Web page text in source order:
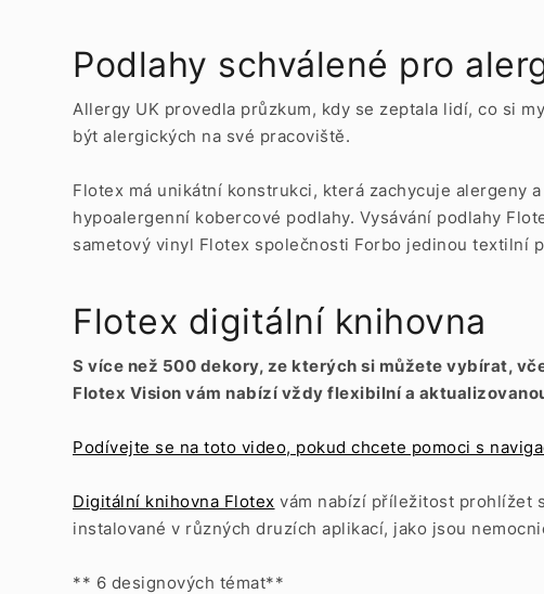
Podlahy schválené pro
Allergy UK provedla průzkum, kdy se zeptala lidí, co si
být alergických na své pracoviště.
Flotex má unikátní konstrukci, která zachycuje alergeny
hypoalergenní kobercové podlahy. Vysávání podlahy
sametový vinyl Flotex společnosti Forbo jedinou textilní
Flotex digitální knihovna
S více než 500 dekory, ze kterých si můžete vybírat,
Flotex Vision vám nabízí vždy flexibilní a
Podívejte se na toto video, pokud chcete pomoci s
Digitální knihovna Flotex vám nabízí příležitost prohlížet
instalované v různých druzích aplikací, jako jsou
** 6 designových témat**